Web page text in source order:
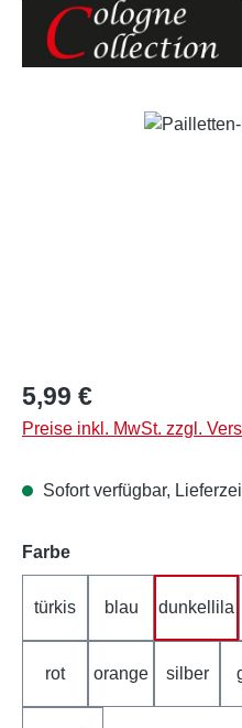
Bildergalerie überspringen
Regulärer Preis:
5,99 €
Preise inkl. MwSt. zzgl.
Sofort verfügbar,
Farbeauswählen
türkis blau dunkellila
rot orange silber